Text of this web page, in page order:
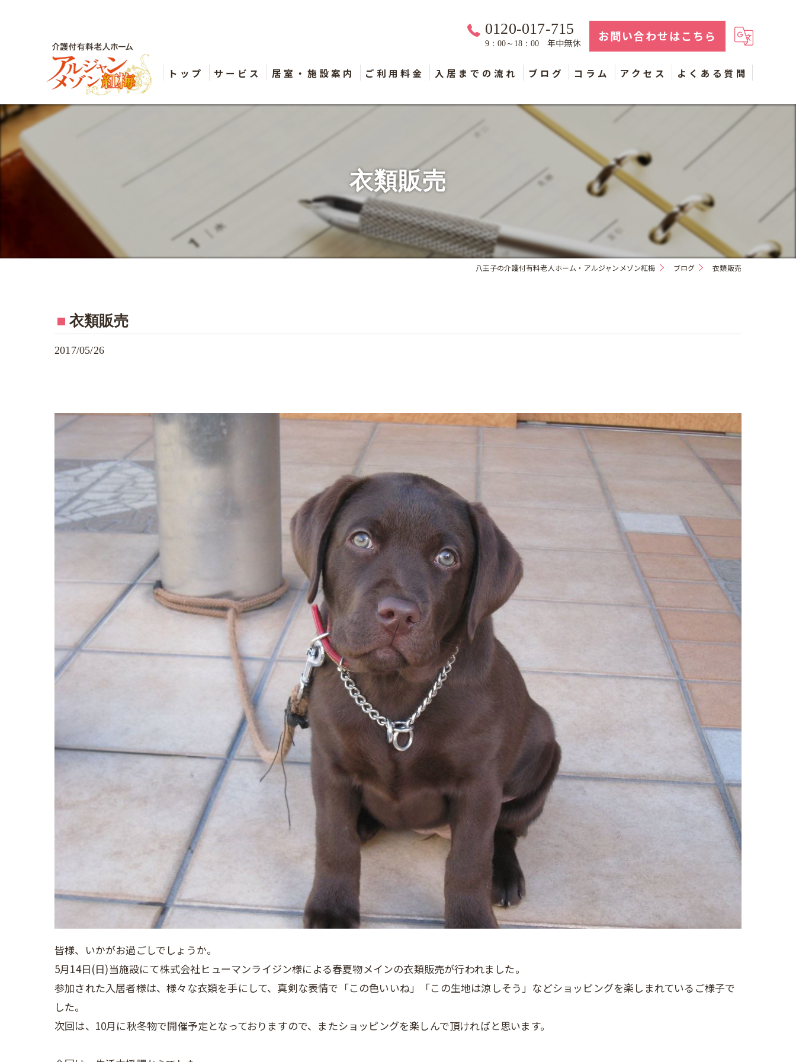
0120-017-715
9：00～18：00 年中無休 お問い合わせはこちら
トップ サービス 居室・施設案内 ご利用料金 入居までの流れ ブログ コラム アクセス よくある質問
衣類販売
八王子の介護付有料老人ホーム・アルジャンメゾン紅梅 ブログ 衣類販売
衣類販売
2017/05/26
皆様、いかがお過ごしでしょうか。
5月14日(日)当施設にて株式会社ヒューマンライジン様による春夏物メインの衣類販売が行われました。
参加された入居者様は、様々な衣類を手にして、真剣な表情で「この色いいね」「この生地は涼しそう」などショッピングを楽しまれているご様子で
した。
次回は、10月に秋冬物で開催予定となっておりますので、またショッピングを楽しんで頂ければと思います。